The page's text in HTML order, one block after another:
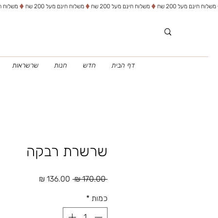
דף הבית חדש חנות שרשראות
שרשרת רבקה
‏170.00 ‏₪
מחיר
כמות *